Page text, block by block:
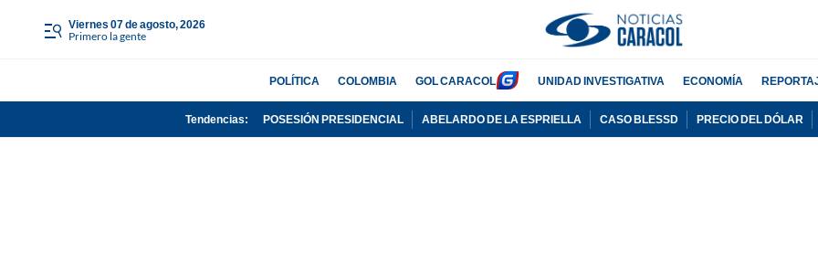
viernes 07 de agosto, 2026
Primero la gente
POLÍTICA COLOMBIA GOL CARACOL UNIDAD INVESTIGATIVA ECONOMÍA
Tendencias: POSESIÓN PRESIDENCIAL ABELARDO DE LA ESPRIELLA CASO BLESSD PRECIO DEL DÓLAR